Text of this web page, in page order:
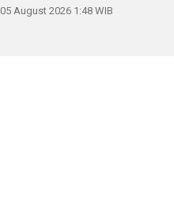
05 August 2026 1:48 WIB